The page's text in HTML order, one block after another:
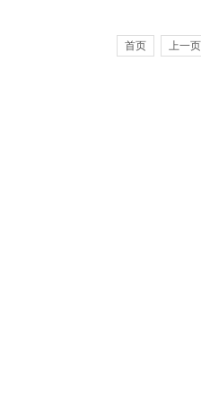
首页 上一页